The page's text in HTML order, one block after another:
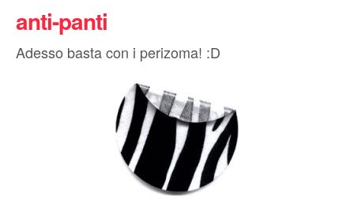
anti-panti
Adesso basta con i perizoma! :D